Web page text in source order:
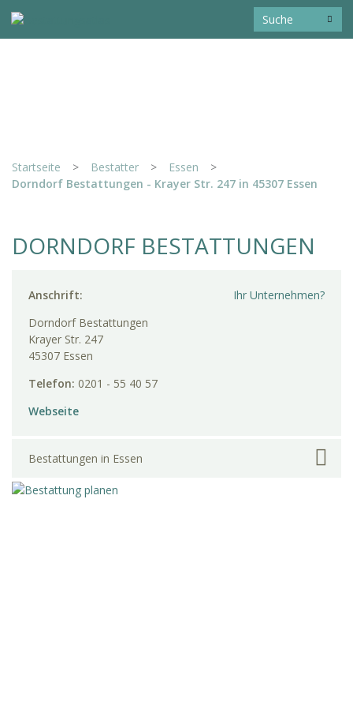
Startseite > Bestatter > Essen
>
Dorndorf Bestattungen - Krayer Str. 247 in 45307 Essen
DORNDORF BESTATTUNGEN
Ihr Unternehmen?
Anschrift:
Dorndorf Bestattungen
Krayer Str. 247
45307 Essen
Telefon: 0201 - 55 40 57
Webseite
Bestattungen in Essen